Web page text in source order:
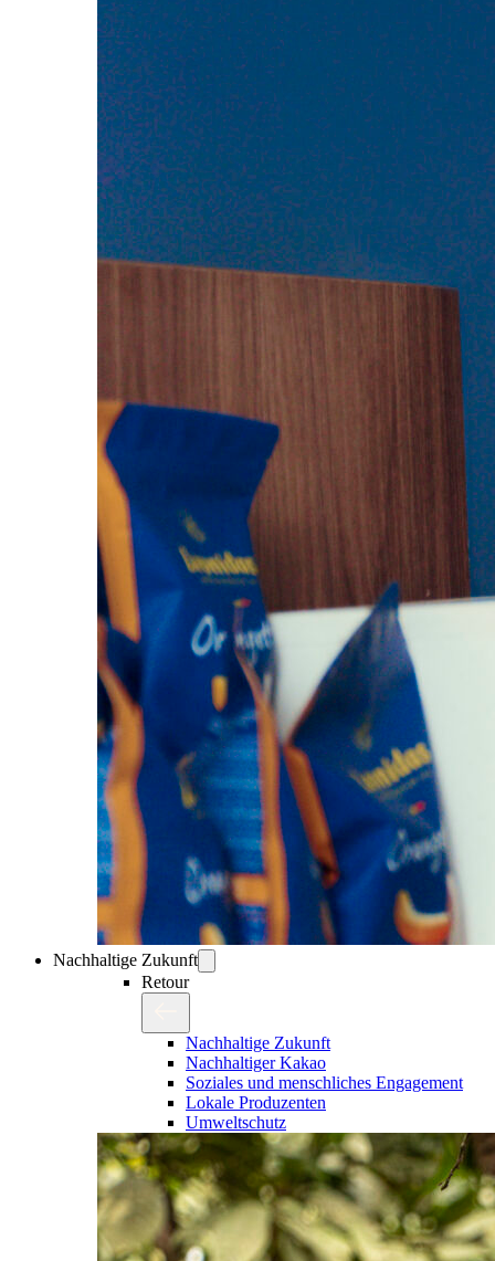
Nachhaltige Zukunft
Retour
Nachhaltige Zukunft
Nachhaltiger Kakao
Soziales und menschliches Engagement
Lokale Produzenten
Umweltschutz